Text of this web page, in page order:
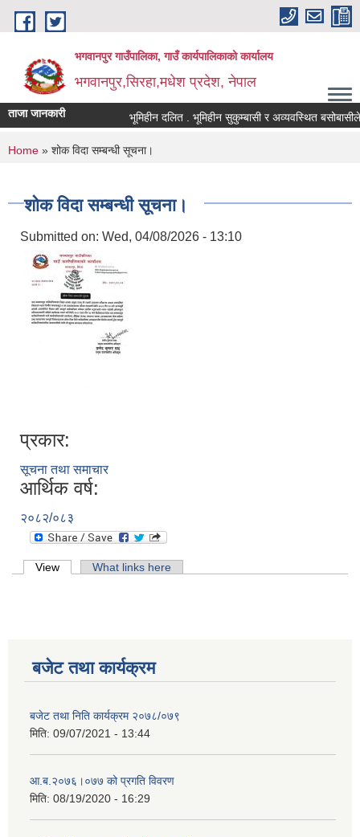
Skip to main content
भगवानपुर गाउँपालिका, गाउँ कार्यपालिकाको कार्यालय
भगवानपुर,सिरहा,मधेश प्रदेश, नेपाल
ताजा जानकारी भूमिहीन दलित . भूमिहीन सुकुम्बासी र अव्यवस्थित बसोबासीले
You are here
Home » शोक विदा सम्बन्धी सूचना।
शोक विदा सम्बन्धी सूचना।
Submitted on: Wed, 04/08/2026 - 13:10
प्रकार:
सूचना तथा समाचार
आर्थिक वर्ष:
२०८२/०८३
Primary tabs
View (active tab)What links here
बजेट तथा कार्यक्रम
बजेट तथा निति कार्यक्रम २०७८/०७९
मिति: 09/07/2021 - 13:44
आ.ब.२०७६।०७७ को प्रगति विवरण
मिति: 08/19/2020 - 16:29